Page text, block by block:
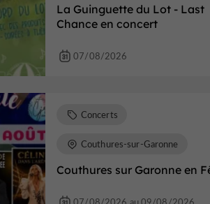
La Guinguette du Lot - Last
Chance en concert
07/08/2026
Couthures sur Garonne en
Concerts
Couthures-sur-Garonne